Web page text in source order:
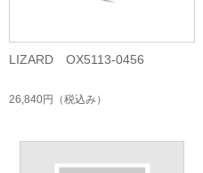
LIZARD OX5113-0456
26,840円 （税込み）